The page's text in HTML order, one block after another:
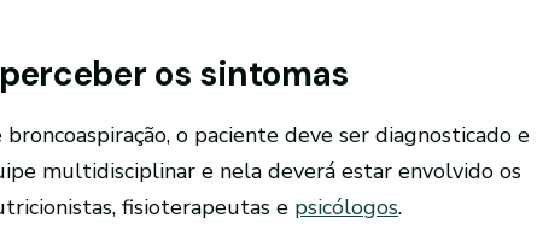
os sintomas
o paciente deve ser diagnosticado e
multidisciplinar e nela deverá estar envolvido os
fisioterapeutas e psicólogos.